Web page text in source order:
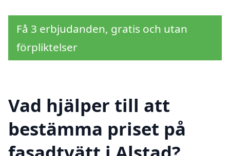
Få 3 erbjudanden, gratis och utan
förpliktelser
Vad hjälper till att
bestämma priset på